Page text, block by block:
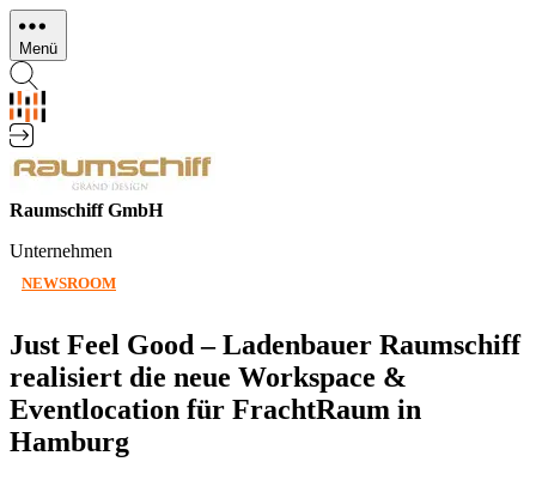
Direkt
zum
Inhalt
Menü
Raumschiff GmbH
Unternehmen
NEWSROOM
Just Feel Good – Ladenbauer Raumschiff
realisiert die neue Workspace &
Eventlocation für FrachtRaum in
Hamburg